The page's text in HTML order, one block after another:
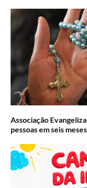
Associação
pessoas em seis meses